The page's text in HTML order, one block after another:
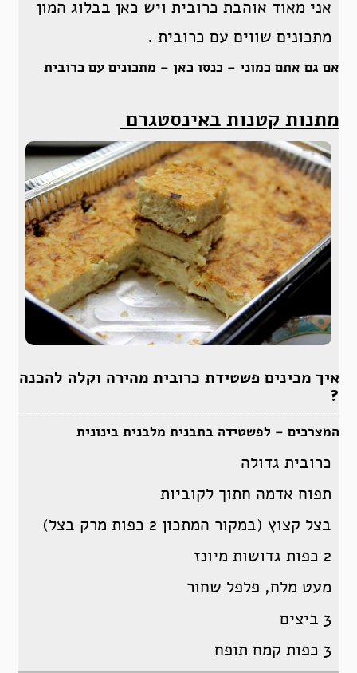
אני מאוד אוהבת כרובית ויש כאן בבלוג המון
מתכונים שווים עם כרובית .
אם גם אתם כמוני – כנסו כאן – מתכונים עם כרובית
מתנות קטנות באינסטגרם
איך מכינים פשטידת כרובית מהירה וקלה להכנה
?
המצרכים – לפשטידה בתבנית מלבנית בינונית
כרובית גדולה
תפוח אדמה חתוך לקוביות
בצל קצוץ (במקור המתכון 2 כפות מרק בצל)
2 כפות גדושות מיונז
מעט מלח, פלפל שחור
3 ביצים
3 כפות קמח תופח